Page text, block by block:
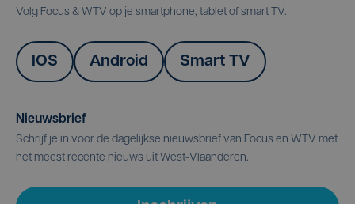
Volg Focus & WTV op je smartphone, tablet of smart TV.
IOS Android Smart TV
Nieuwsbrief
Schrijf je in voor de dagelijkse nieuwsbrief van Focus en WTV met
het meest recente nieuws uit West-Vlaanderen.